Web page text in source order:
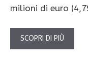
milioni di euro
SCOPRI DI PIÙ